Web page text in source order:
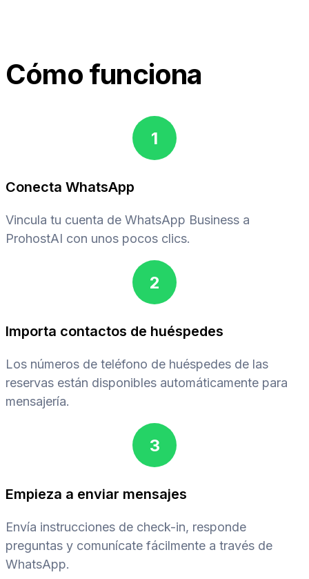
Cómo funciona
1
Conecta WhatsApp
Vincula tu cuenta de WhatsApp Business a
ProhostAI con unos pocos clics.
2
Importa contactos de huéspedes
Los números de teléfono de huéspedes de las
reservas están disponibles automáticamente para
mensajería.
3
Empieza a enviar mensajes
Envía instrucciones de check-in, responde
preguntas y comunícate fácilmente a través de
WhatsApp.